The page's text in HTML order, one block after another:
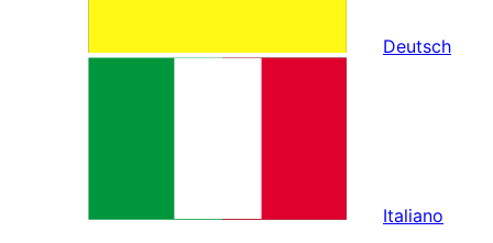
Deutsch
Italiano